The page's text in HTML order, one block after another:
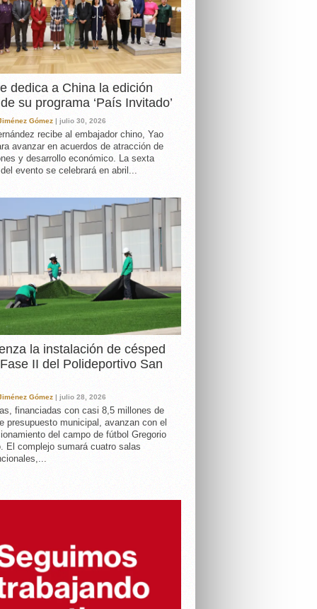
dedica a China la edición
su programa ‘País Invitado’
Gómez | julio 30, 2026
recibe al embajador chino, Yao
avanzar en acuerdos de atracción de
y desarrollo económico. La sexta
evento se celebrará en abril...
la instalación de césped
II del Polideportivo San
Gómez | julio 28, 2026
financiadas con casi 8,5 millones de
presupuesto municipal, avanzan con el
del campo de fútbol Gregorio
El complejo sumará cuatro salas